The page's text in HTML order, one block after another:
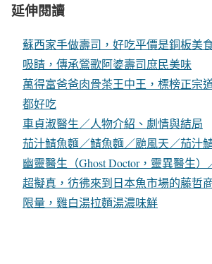
延伸閱讀
蘇西家手做壽司，好吃平價是銅板美
吸睛，傳承鶯歌阿婆壽司庶民美味
萬得富爸爸肉骨茶王中王，標榜正宗
都好吃
車貞淑醫生／人物介紹、劇情與結局
茄汁鯖魚麵／鯖魚麵／颱風天／茄汁
幽靈醫生（Ghost Doctor，靈異醫生
超擬真，彷彿來到日本魚市場的藤哲
限量，雞白湯拉麵湯濃味鮮